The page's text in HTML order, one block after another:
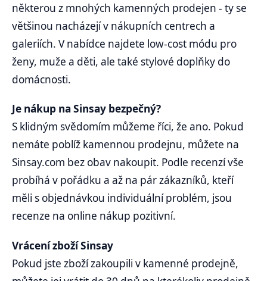
některou z mnohých kamenných prodejen - ty se
většinou nacházejí v nákupních centrech a
galeriích. V nabídce najdete low-cost módu pro
ženy, muže a děti, ale také stylové doplňky do
domácnosti.
Je nákup na Sinsay bezpečný?
S klidným svědomím můžeme říci, že ano. Pokud
nemáte poblíž kamennou prodejnu, můžete na
Sinsay.com bez obav nakoupit. Podle recenzí vše
probíhá v pořádku a až na pár zákazníků, kteří
měli s objednávkou individuální problém, jsou
recenze na online nákup pozitivní.
Vrácení zboží Sinsay
Pokud jste zboží zakoupili v kamenné prodejně,